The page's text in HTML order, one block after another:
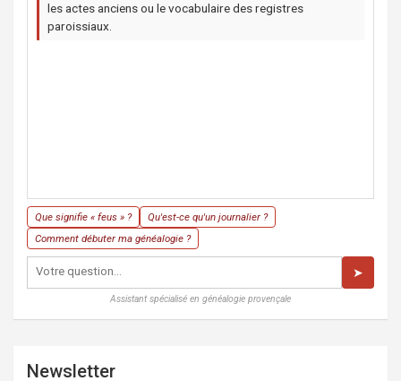
les actes anciens ou le vocabulaire des registres
paroissiaux.
Que signifie « feus » ?
Qu'est-ce qu'un journalier ?
Comment débuter ma généalogie ?
➤
Assistant spécialisé en généalogie provençale
Newsletter